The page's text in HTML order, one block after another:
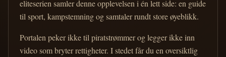
eliteserien samler denne opplevelsen i én lett side: en guide
til sport, kampstemning og samtaler rundt store øyeblikk.
Portalen peker ikke til piratstrømmer og legger ikke inn
video som bryter rettigheter. I stedet får du en oversiktlig